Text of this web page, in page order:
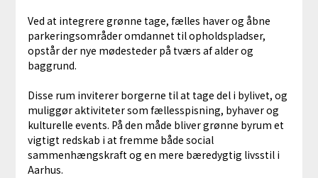
Ved at integrere grønne tage, fælles haver og åbne
parkeringsområder omdannet til opholdspladser,
opstår der nye mødesteder på tværs af alder og
baggrund.
Disse rum inviterer borgerne til at tage del i bylivet, og
muliggør aktiviteter som fællesspisning, byhaver og
kulturelle events. På den måde bliver grønne byrum et
vigtigt redskab i at fremme både social
sammenhængskraft og en mere bæredygtig livsstil i
Aarhus.